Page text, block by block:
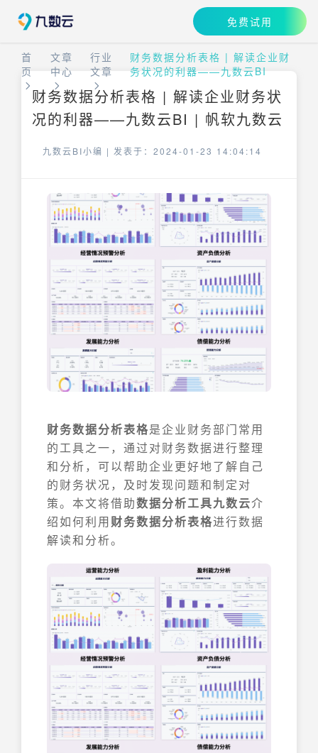
免费试用
首
页
文章
中心
行业
文章
财务数据分析表格 | 解读企业财
务状况的利器——九数云BI
财务数据分析表格 | 解读企业财务状
况的利器——九数云BI | 帆软九数云
九数云BI小编 | 发表于：2024-01-23 14:04:14
财务数据分析表格是企业财务部门常用
的工具之一，通过对财务数据进行整理
和分析，可以帮助企业更好地了解自己
的财务状况，及时发现问题和制定对
策。本文将借助数据分析工具九数云介
绍如何利用财务数据分析表格进行数据
解读和分析。